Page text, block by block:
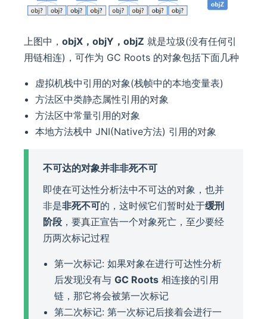
上图中， objX，objY，objZ 就是垃圾(没有任何引
用链相连)，可作为 GC Roots 的对象包括下面几种
虚拟机栈中引用的对象(栈帧中的本地变量表)
方法区中类静态属性引用的对象
方法区中常量引用的对象
本地方法栈中 JNI(Native方法) 引用的对象
不可达的对象并非非死不可
即使在可达性分析法中不可达的对象，也并
非是非死不可的，这时候它们暂时处于缓刑
阶段 ，要真正宣告一个对象死亡，至少要经
历两次标记过程
第一次标记: 如果对象在进行可达性分析
后发现没有与GC Roots 相连接的引用
链，那它将会被第一次标记
第二次标记: 第一次标记后接着会进行一